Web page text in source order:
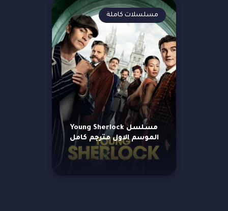
مسلسل Young Sherlock
الموسم الاول مترجم كامل
مسلسلات كاملة